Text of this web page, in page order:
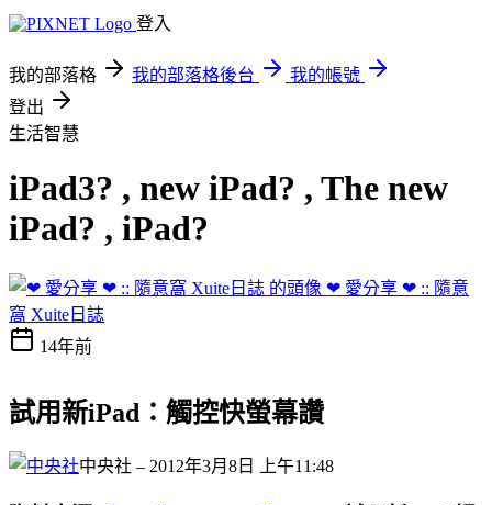
登入
我的部落格 我的部落格後台
我的帳號
登出
生活智慧
iPad3? , new iPad? , The new
iPad? , iPad?
❤ 愛分享 ❤ :: 隨意
窩 Xuite日誌
14年前
試用新iPad：觸控快螢幕讚
中央社 – 2012年3月8日 上午11:48